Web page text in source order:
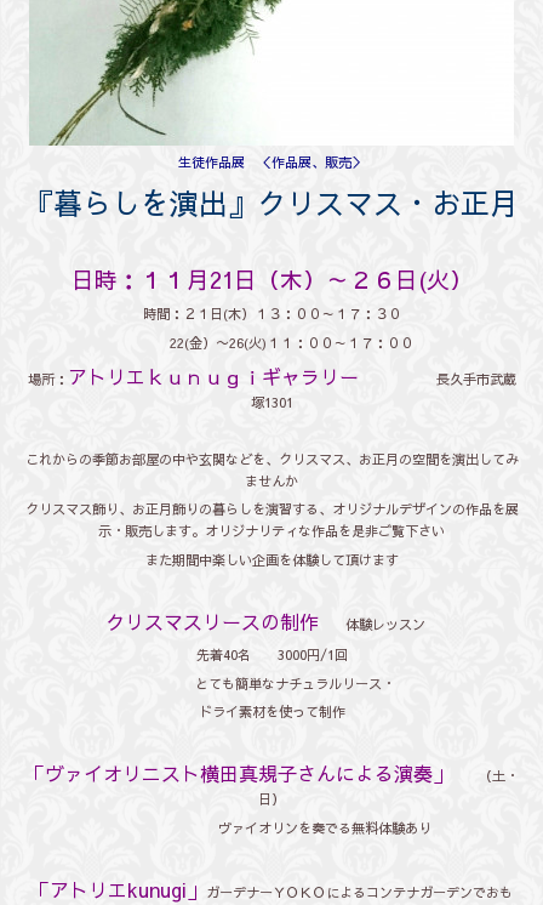
生徒作品展 ＜作品展、販売＞
『暮らしを演出』クリスマス・お正月
日時：１１月21日（木）～２６日(火）
時間：２１日(木）１３：００～１７：３０
22(金）〜26(火)１１：００～１７：００
場所： アトリエｋｕｎｕｇｉギャラリー
長久手市武蔵
塚1301
これからの季節お部屋の中や玄関などを、クリスマス、お正月の空間を演出してみ
ませんか
クリスマス飾り、お正月飾りの暮らしを演習する、オリジナルデザインの作品を展
示・販売します。オリジナリティな作品を是非ご覧下さい
また期間中楽しい企画を体験して頂けます
クリスマスリースの制作体験レッスン
先着40名 3000円/1回
とても簡単なナチュラルリース・
ドライ素材を使って制作
「ヴァイオリニスト横田真規子さんによる演奏」
（土・
日）
ヴァイオリンを奏でる無料体験あり
「アトリエkunugi」 ガーデナーＹＯＫＯによるコンテナガーデンでおも